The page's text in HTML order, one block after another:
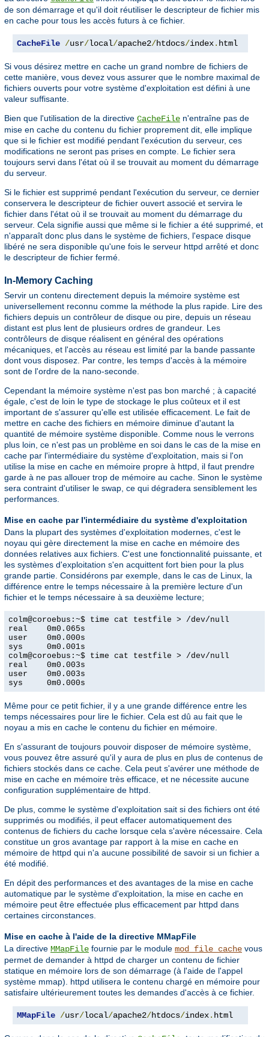
de son démarrage et qu'il doit réutiliser le descripteur de fichier mis
en cache pour tous les accès futurs à ce fichier.
CacheFile /usr/local/apache2/htdocs/index. html
Si vous désirez mettre en cache un grand nombre de fichiers de
cette manière, vous devez vous assurer que le nombre maximal de
fichiers ouverts pour votre système d'exploitation est défini à une
valeur suffisante.
Bien que l'utilisation de la directive CacheFile n'entraîne pas de
mise en cache du contenu du fichier proprement dit, elle implique
que si le fichier est modifié pendant l'exécution du serveur, ces
modifications ne seront pas prises en compte. Le fichier sera
toujours servi dans l'état où il se trouvait au moment du démarrage
du serveur.
Si le fichier est supprimé pendant l'exécution du serveur, ce dernier
conservera le descripteur de fichier ouvert associé et servira le
fichier dans l'état où il se trouvait au moment du démarrage du
serveur. Cela signifie aussi que même si le fichier a été supprimé, et
n'apparaît donc plus dans le système de fichiers, l'espace disque
libéré ne sera disponible qu'une fois le serveur httpd arrêté et donc
le descripteur de fichier fermé.
In-Memory Caching
Servir un contenu directement depuis la mémoire système est
universellement reconnu comme la méthode la plus rapide. Lire des
fichiers depuis un contrôleur de disque ou pire, depuis un réseau
distant est plus lent de plusieurs ordres de grandeur. Les
contrôleurs de disque réalisent en général des opérations
mécaniques, et l'accès au réseau est limité par la bande passante
dont vous disposez. Par contre, les temps d'accès à la mémoire
sont de l'ordre de la nano-seconde.
Cependant la mémoire système n'est pas bon marché ; à capacité
égale, c'est de loin le type de stockage le plus coûteux et il est
important de s'assurer qu'elle est utilisée efficacement. Le fait de
mettre en cache des fichiers en mémoire diminue d'autant la
quantité de mémoire système disponible. Comme nous le verrons
plus loin, ce n'est pas un problème en soi dans le cas de la mise en
cache par l'intermédiaire du système d'exploitation, mais si l'on
utilise la mise en cache en mémoire propre à httpd, il faut prendre
garde à ne pas allouer trop de mémoire au cache. Sinon le système
sera contraint d'utiliser le swap, ce qui dégradera sensiblement les
performances.
Mise en cache par l'intermédiaire du système d'exploitation
Dans la plupart des systèmes d'exploitation modernes, c'est le
noyau qui gère directement la mise en cache en mémoire des
données relatives aux fichiers. C'est une fonctionnalité puissante, et
les systèmes d'exploitation s'en acquittent fort bien pour la plus
grande partie. Considérons par exemple, dans le cas de Linux, la
différence entre le temps nécessaire à la première lecture d'un
fichier et le temps nécessaire à sa deuxième lecture;
colm@coroebus:~$ time cat testfile > /dev/null
real    0m0.065s
user    0m0.000s
sys     0m0.001s
colm@coroebus:~$ time cat testfile > /dev/null
real    0m0.003s
user    0m0.003s
sys     0m0.000s
Même pour ce petit fichier, il y a une grande différence entre les
temps nécessaires pour lire le fichier. Cela est dû au fait que le
noyau a mis en cache le contenu du fichier en mémoire.
En s'assurant de toujours pouvoir disposer de mémoire système,
vous pouvez être assuré qu'il y aura de plus en plus de contenus de
fichiers stockés dans ce cache. Cela peut s'avérer une méthode de
mise en cache en mémoire très efficace, et ne nécessite aucune
configuration supplémentaire de httpd.
De plus, comme le système d'exploitation sait si des fichiers ont été
supprimés ou modifiés, il peut effacer automatiquement des
contenus de fichiers du cache lorsque cela s'avère nécessaire. Cela
constitue un gros avantage par rapport à la mise en cache en
mémoire de httpd qui n'a aucune possibilité de savoir si un fichier a
été modifié.
En dépit des performances et des avantages de la mise en cache
automatique par le système d'exploitation, la mise en cache en
mémoire peut être effectuée plus efficacement par httpd dans
certaines circonstances.
Mise en cache à l'aide de la directive MMapFile
La directive MMapFile fournie par le module mod_file_cache vous
permet de demander à httpd de charger un contenu de fichier
statique en mémoire lors de son démarrage (à l'aide de l'appel
système mmap). httpd utilisera le contenu chargé en mémoire pour
satisfaire ultérieurement toutes les demandes d'accès à ce fichier.
MMapFile /usr/local/apache2/htdocs/index. html